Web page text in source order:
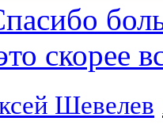
скорее
Шевелев